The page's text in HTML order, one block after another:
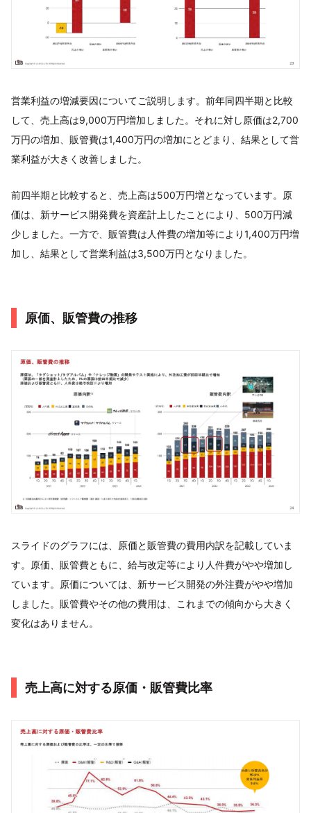
営業利益の増減要因についてご説明します。前年同四半期と比較
して、売上高は9,000万円増加しました。それに対し原価は2,700
万円の増加、販管費は1,400万円の増加にとどまり、結果として営
業利益が大きく改善しました。
前四半期と比較すると、売上高は500万円増となっています。原
価は、新サービス開発費を資産計上したことにより、500万円減
少しました。一方で、販管費は人件費の増加等により1,400万円増
加し、結果として営業利益は3,500万円となりました。
原価、販管費の推移
スライドのグラフには、原価と販管費の費用内訳を記載していま
す。原価、販管費ともに、給与改定等により人件費がやや増加し
ています。原価については、新サービス開発の外注費がやや増加
しました。販管費やその他の費用は、これまでの傾向から大きく
変化はありません。
売上高に対する原価・販管費比率